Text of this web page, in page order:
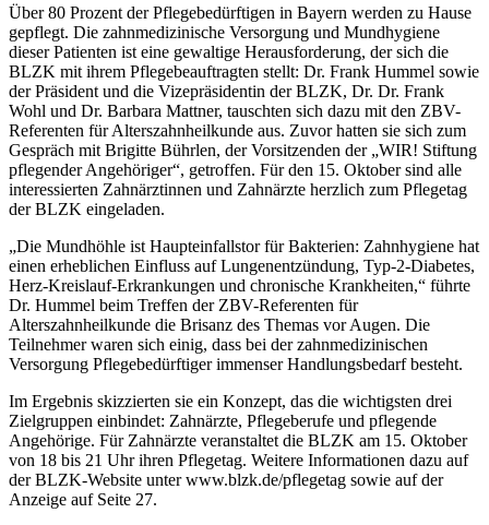
Über 80 Prozent der Pflegebedürftigen in Bayern werden zu Hause
gepflegt. Die zahnmedizinische Versorgung und Mundhygiene
dieser Patienten ist eine gewaltige Herausforderung, der sich die
BLZK mit ihrem Pflegebeauftragten stellt: Dr. Frank Hummel sowie
der Präsident und die Vizepräsidentin der BLZK, Dr. Dr. Frank
Wohl und Dr. Barbara Mattner, tauschten sich dazu mit den ZBV-
Referenten für Alterszahnheilkunde aus. Zuvor hatten sie sich zum
Gespräch mit Brigitte Bührlen, der Vorsitzenden der „WIR! Stiftung
pflegender Angehöriger“, getroffen. Für den 15. Oktober sind alle
interessierten Zahnärztinnen und Zahnärzte herzlich zum Pflegetag
der BLZK eingeladen.
„Die Mundhöhle ist Haupteinfallstor für Bakterien: Zahnhygiene hat
einen erheblichen Einfluss auf Lungenentzündung, Typ-2-Diabetes,
Herz-Kreislauf-Erkrankungen und chronische Krankheiten,“ führte
Dr. Hummel beim Treffen der ZBV-Referenten für
Alterszahnheilkunde die Brisanz des Themas vor Augen. Die
Teilnehmer waren sich einig, dass bei der zahnmedizinischen
Versorgung Pflegebedürftiger immenser Handlungsbedarf besteht.
Im Ergebnis skizzierten sie ein Konzept, das die wichtigsten drei
Zielgruppen einbindet: Zahnärzte, Pflegeberufe und pflegende
Angehörige. Für Zahnärzte veranstaltet die BLZK am 15. Oktober
von 18 bis 21 Uhr ihren Pflegetag. Weitere Informationen dazu auf
der BLZK-Website unter www.blzk.de/pflegetag sowie auf der
Anzeige auf Seite 27.